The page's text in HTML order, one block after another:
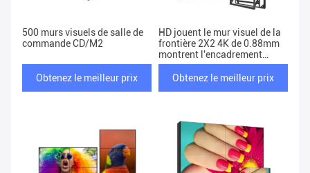
500 murs visuels de salle de
commande CD/M2
Obtenez le meilleur prix
HD jouent le mur visuel de la
frontière 2X2 4K de 0.88mm
montrent l'encadrement
3.5mm LTI460HN15
Obtenez le meilleur prix